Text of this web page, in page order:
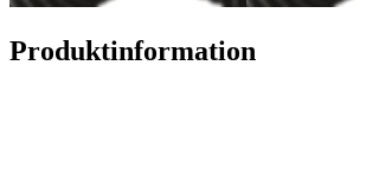
Produktinformation